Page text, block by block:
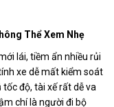
Thể Xem Nhẹ
lái, tiềm ẩn nhiều rủi
xe dễ mất kiểm soát
độ, tài xế rất dễ va
chí là người đi bộ